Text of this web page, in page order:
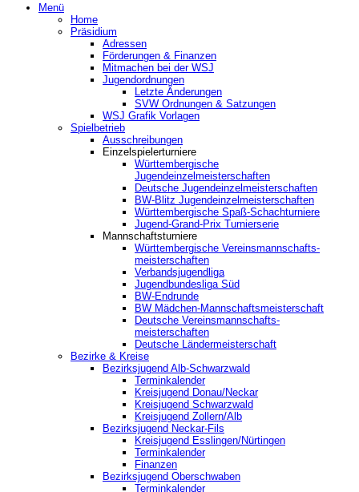
Menü
Home
Präsidium
Adressen
Förderungen & Finanzen
Mitmachen bei der WSJ
Jugendordnungen
Letzte Änderungen
SVW Ordnungen & Satzungen
WSJ Grafik Vorlagen
Spielbetrieb
Ausschreibungen
Einzelspielerturniere
Württembergische
Jugendeinzelmeisterschaften
Deutsche Jugendeinzelmeisterschaften
BW-Blitz Jugendeinzelmeisterschaften
Württembergische Spaß-Schachturniere
Jugend-Grand-Prix Turnierserie
Mannschaftsturniere
Württembergische Vereinsmannschafts-
meisterschaften
Verbandsjugendliga
Jugendbundesliga Süd
BW-Endrunde
BW Mädchen-Mannschaftsmeisterschaft
Deutsche Vereinsmannschafts-
meisterschaften
Deutsche Ländermeisterschaft
Bezirke & Kreise
Bezirksjugend Alb-Schwarzwald
Terminkalender
Kreisjugend Donau/Neckar
Kreisjugend Schwarzwald
Kreisjugend Zollern/Alb
Bezirksjugend Neckar-Fils
Kreisjugend ‎Esslingen/Nürtingen
Terminkalender
Finanzen
Bezirksjugend Oberschwaben
Terminkalender